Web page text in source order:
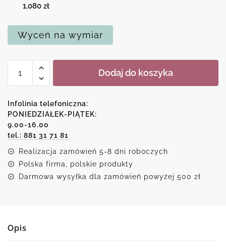
1,080 zł
Wyceń na wymiar
Foto-
z
motywem
roślinnym
Dodaj do koszyka
Infolinia telefoniczna:
PONIEDZIAŁEK-PIĄTEK:
9.00-16.00
tel.: 881 31 71 81
Realizacja zamówień 5-8 dni roboczych
Polska firma, polskie produkty
Darmowa wysyłka dla zamówień powyżej 500 zł
Opis